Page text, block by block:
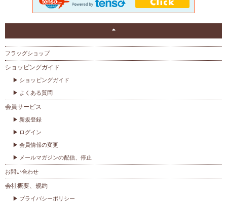
フラッグショップ
ショッピングガイド
ショッピングガイド
よくある質問
会員サービス
新規登録
ログイン
会員情報の変更
メールマガジンの配信、停止
お問い合わせ
会社概要、規約
プライバシーポリシー